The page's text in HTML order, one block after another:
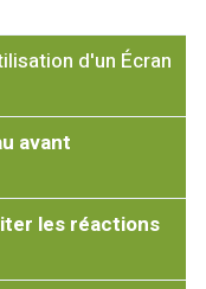
d'un Écran
avant
les réactions